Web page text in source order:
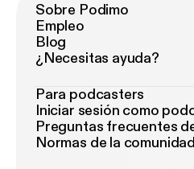
Sobre Podimo
Empleo
Blog
¿Necesitas ayuda?
Para podcasters
Iniciar sesión como
Preguntas frecuentes
Normas de la comunidad